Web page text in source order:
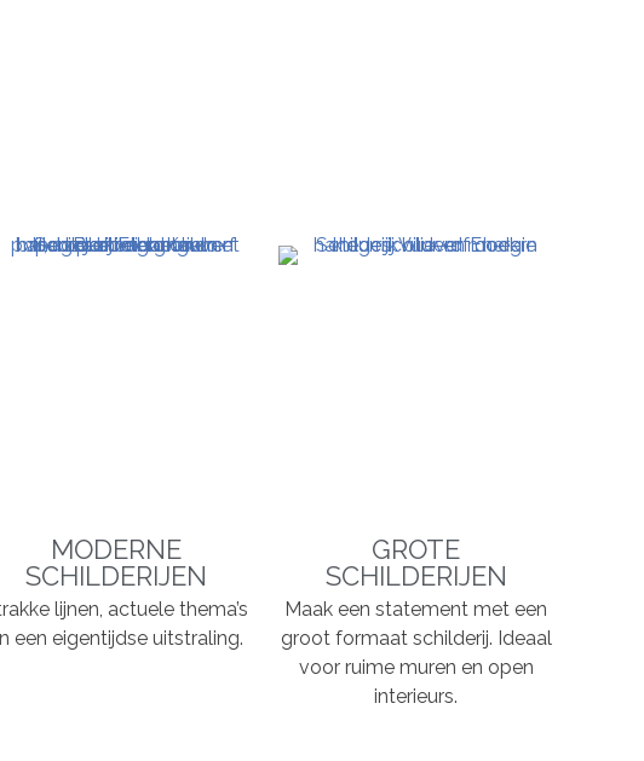
MODERNE
SCHILDERIJEN
lijnen, actuele thema’s
een eigentijdse uitstraling.
GROTE
SCHILDERIJEN
Maak een statement met een
groot formaat schilderij. Ideaal
voor ruime muren en open
interieurs.